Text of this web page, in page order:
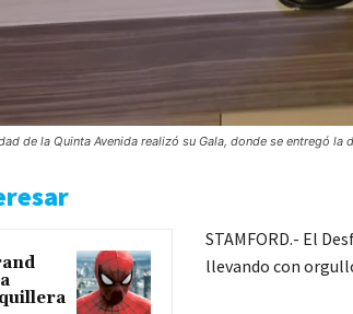
de la Quinta Avenida realizó su Gala, donde se entregó
STAMFORD.- El
llevando con